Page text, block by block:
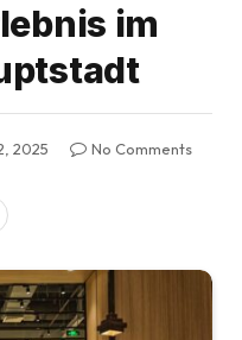
im
2025
No Comments